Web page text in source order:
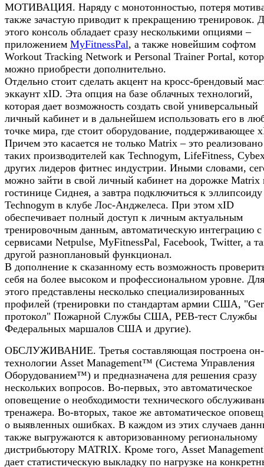
МОТИВАЦИЯ. Наряду с монотонностью, потеря
также зачастую приводит к прекращению тренировок.
этого консоль обладает сразу несколькими опциями –
приложением MyFitnessPal, а также новейшим софтом
Workout Tracking Network и Personal Trainer Portal,
можно приобрести дополнительно.
Отдельно стоит сделать акцент на кросс-брендовый
эккаунт xID. Эта опция на базе облачных технологий,
которая дает возможность создать свой универсальный
личный кабинет и в дальнейшем использовать его в
точке мира, где стоит оборудование, поддерживающее
Причем это касается не только Matrix – это
таких производителей как Technogym, LifeFitness,
других лидеров фитнес индустрии. Иными словами,
можно зайти в свой личный кабинет на дорожке Matrix
гостинице Сиднея, а завтра подключиться к эллипсоиду
Technogym в клубе Лос-Анджелеса. При этом xID
обеспечивает полный доступ к личным актуальным
тренировочным данным, автоматическую интеграцию с
сервисами Netpulse, MyFitnessPal, Facebook, Twitter, а
другой разноплановый функционал.
В дополнение к сказанному есть возможность
себя на более высоком и профессиональном уровне. Для
этого представлены несколько специализированных
профилей (тренировки по стандартам армии США,
протокол" Пожарной Службы США, PEB-тест Службы
Федеральных маршалов США и другие).
ОБСЛУЖИВАНИЕ. Третья составляющая построена
технологии Asset Management™ (Система Управления
Оборудованием™) и предназначена для решения сразу
нескольких вопросов. Во-первых, это автоматическое
оповещение о необходимости технического
тренажера. Во-вторых, такое же автоматическое
о выявленных ошибках. В каждом из этих случаев
также выгружаются к авторизованному региональному
дистрибьютору MATRIX. Кроме того, Asset
дает статистическую выкладку по нагрузке на